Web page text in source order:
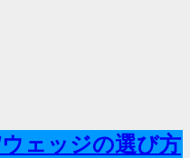
ェッジの選び方